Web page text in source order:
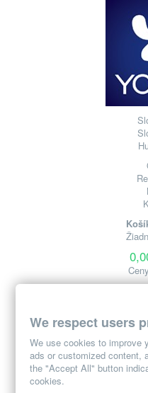
Produkt bol
Vo vašom
We respect users
We use cookies to improve
ads or customized content,
the "Accept All" button
cookies.